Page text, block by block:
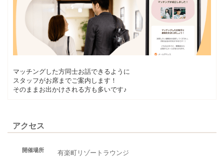
マッチングした方同士お話できるように
スタッフがお席までご案内します！
そのままお出かけされる方も多いです♪
アクセス
開催場所
有楽町リゾートラウンジ